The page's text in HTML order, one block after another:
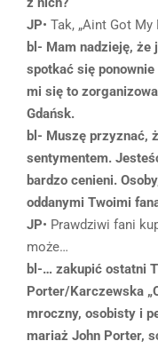
JP• Tak, „Aint Got My
bl- Mam nadzieję, że
spotkać się
mi się to
Gdańsk.
bl- Muszę przyznać,
sentymentem.
bardzo cenieni.
oddanymi Twoimi
JP• Prawdziwi fani
może…
bl-… zakupić ostatni
Porter/Karczewska
mroczny, osobisty i
mariaż John Porter,